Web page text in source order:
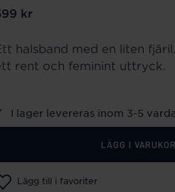
:599 kr
kr
halsband med en liten
rent och feminint uttryck.
I lager levereras inom 3-5
LÄGG I
Lägg till i favoriter